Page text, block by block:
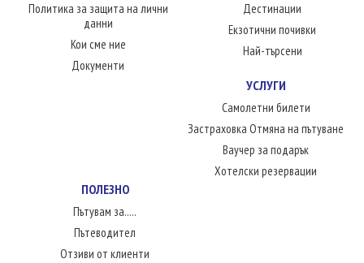
Политика за защита на лични
данни
Кои сме ние
Документи
Дестинации
Екзотични почивки
Най-търсени
УСЛУГИ
Самолетни билети
Застраховка Отмяна на пътуване
Ваучер за подарък
Хотелски резервации
ПОЛЕЗНО
Пътувам за.....
Пътеводител
Отзиви от клиенти